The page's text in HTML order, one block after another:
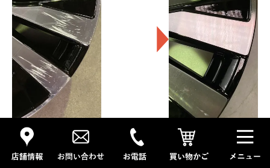
切削面に出来たキズや、シミをホイール専用
切削機で切削後クリア塗装を行う修理